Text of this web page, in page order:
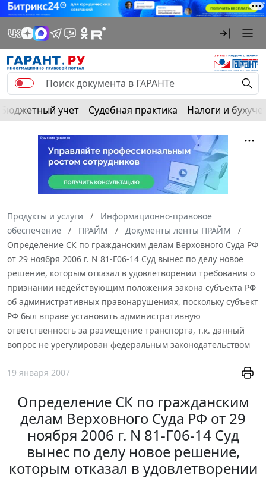
Бюджетный учет Судебная практика Налоги и
Продукты и услуги
Информационно-правовое
обеспечение
ПРАЙМ
Документы ленты ПРАЙМ
Определение СК по гражданским делам Верховного Суда РФ
от 29 ноября 2006 г. N 81-Г06-14 Суд вынес по делу новое
решение, которым отказал в удовлетворении требования о
признании недействующим положения закона субъекта РФ
об административных правонарушениях, поскольку субъект
РФ был вправе установить административную
ответственность за размещение транспорта, т.к. данный
вопрос не урегулирован федеральным законодательством
19 января 2007
Определение СК по гражданским
делам Верховного Суда РФ от 29
ноября 2006 г. N 81-Г06-14 Суд
вынес по делу новое решение,
которым отказал в удовлетворении